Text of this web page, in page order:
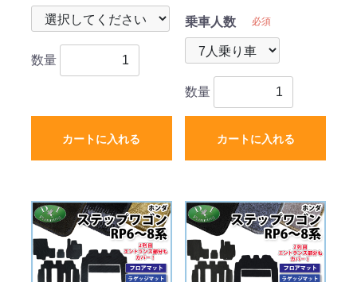
マット&ラゲッジマット
&ステップマット&ドア
バイザーセット ラバー
タイプ
数量
カートに入れる
ドアバイザー ムートン
調黒 社外新品
乗車人数 必須
数量
カートに入れる